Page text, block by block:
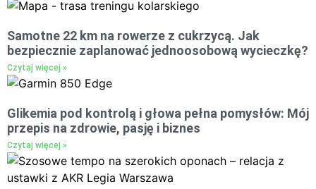
Samotne 22 km na rowerze z cukrzycą. Jak
bezpiecznie zaplanować jednoosobową wycieczkę?
Czytaj więcej »
Glikemia pod kontrolą i głowa pełna pomysłów: Mój
przepis na zdrowie, pasję i biznes
Czytaj więcej »